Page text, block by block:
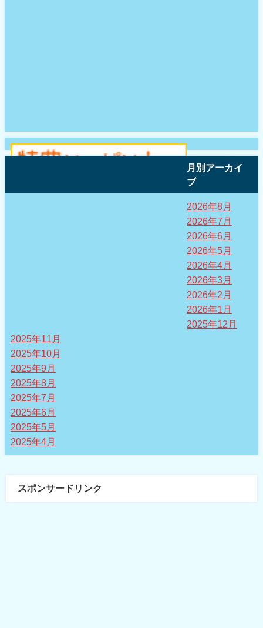
月別アーカイ
ブ
2026年8月
2026年7月
2026年6月
2026年5月
2026年4月
2026年3月
2026年2月
2026年1月
2025年12月
2025年11月
2025年10月
2025年9月
2025年8月
2025年7月
2025年6月
2025年5月
2025年4月
スポンサードリンク